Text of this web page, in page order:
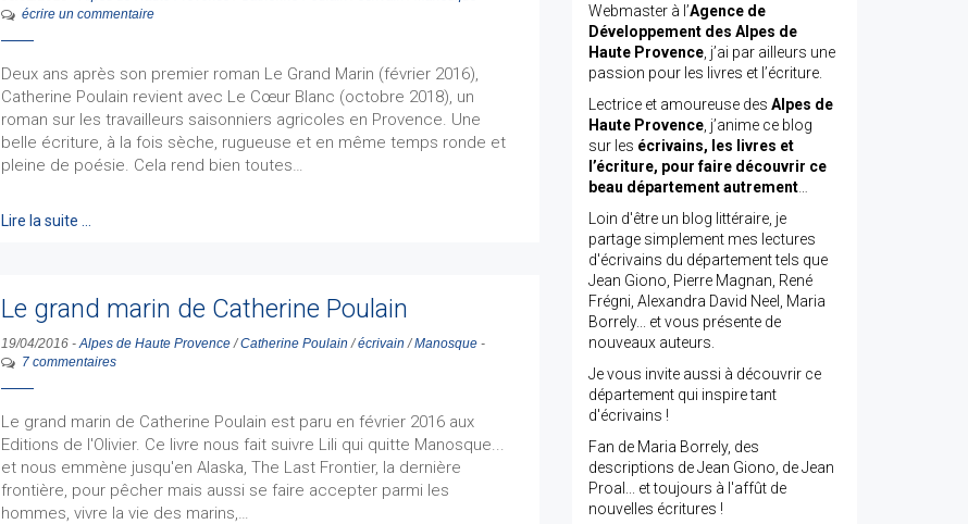
écrire un commentaire
Deux ans après son premier roman Le Grand Marin (février 2016),
Catherine Poulain revient avec Le Cœur Blanc (octobre 2018), un
roman sur les travailleurs saisonniers agricoles en Provence. Une
belle écriture, à la fois sèche, rugueuse et en même temps ronde et
pleine de poésie. Cela rend bien toutes…
Lire la suite …
Le grand marin de Catherine Poulain
19/04/2016 -Alpes de Haute Provence/Catherine Poulain /écrivain /Manosque -
7 commentaires
Le grand marin de Catherine Poulain est paru en février 2016 aux
Editions de l'Olivier. Ce livre nous fait suivre Lili qui quitte Manosque...
et nous emmène jusqu'en Alaska, The Last Frontier, la dernière
frontière, pour pêcher mais aussi se faire accepter parmi les
hommes, vivre la vie des marins,…
Webmaster à l’Agence de
Développement des Alpes de
Haute Provence, j’ai par ailleurs une
passion pour les livres et l’écriture.
Lectrice et amoureuse des Alpes de
Haute Provence, j’anime ce blog
sur les écrivains, les livres et
l’écriture, pour faire découvrir ce
beau département autrement…
Loin d'être un blog littéraire, je
partage simplement mes lectures
d'écrivains du département tels que
Jean Giono, Pierre Magnan, René
Frégni, Alexandra David Neel, Maria
Borrely... et vous présente de
nouveaux auteurs.
Je vous invite aussi à découvrir ce
département qui inspire tant
d'écrivains !
Fan de Maria Borrely, des
descriptions de Jean Giono, de Jean
Proal... et toujours à l'affût de
nouvelles écritures !